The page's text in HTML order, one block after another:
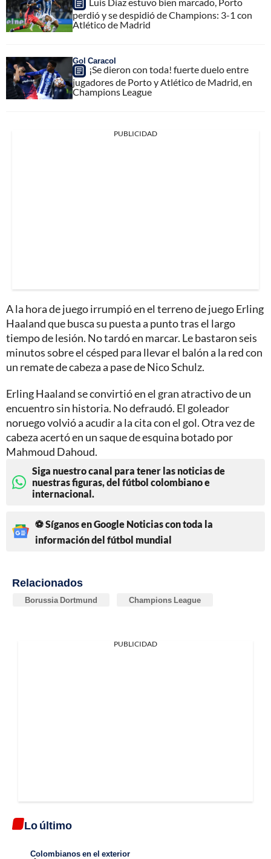
perdió y se despidió de Champions: 3-1 con
Atlético de Madrid
Gol Caracol
¡Se dieron con toda! fuerte duelo entre
jugadores de Porto y Atlético de Madrid, en
Champions League
PUBLICIDAD
A la hora de juego irrumpió en el terreno de juego Erling
Haaland que busca su puesta a punto tras el largo
tiempo de lesión. No tardó en marcar. Le bastaron seis
minutos sobre el césped para llevar el balón a la red con
un remate de cabeza a pase de Nico Schulz.
Erling Haaland se convirtió en el gran atractivo de un
encuentro sin historia. No defraudó. El goleador
noruego volvió a acudir a la cita con el gol. Otra vez de
cabeza acertó en un saque de esquina botado por
Mahmoud Dahoud.
Siga nuestro canal para tener las noticias de
nuestras figuras, del fútbol colombiano e
internacional.
⚽ Síganos en Google Noticias con toda la
información del fútbol mundial
Relacionados
Borussia Dortmund Champions League
PUBLICIDAD
Lo último
Colombianos en el exterior